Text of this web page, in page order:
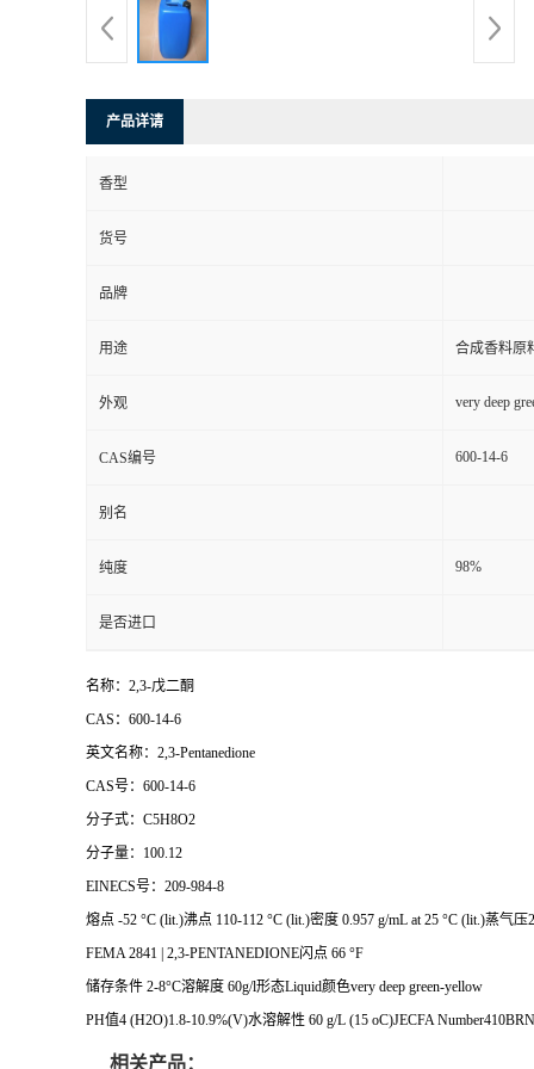
产品详请
香型
货号
品牌
用途 合成香料原
外观 very deep
CAS编号 600-14-6
别名
纯度 98%
是否进口
名称：2,3-戊二酮
CAS：600-14-6
英文名称：2,3-Pentanedione
CAS号：600-14-6
分子式：C5H8O2
分子量：100.12
EINECS号：209-984-8
熔点 -52 °C (lit.)沸点 110-112 °C (lit.)密度 0.957 g/mL at 25 °C (lit.)蒸气
FEMA 2841 | 2,3-PENTANEDIONE闪点 66 °F
储存条件 2-8°C溶解度 60g/l形态Liquid颜色very deep green-yellow
PH值4 (H2O)1.8-10.9%(V)水溶解性 60 g/L (15 oC)JECFA
相关产品：